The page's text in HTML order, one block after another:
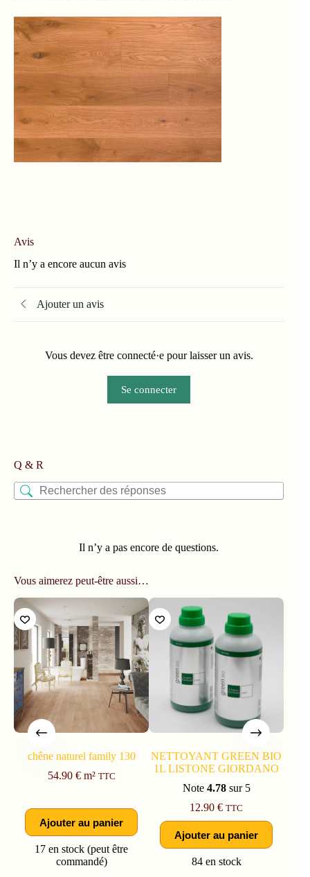
Avis
Il n’y a encore aucun avis
Ajouter un avis
Vous devez être connecté·e pour laisser un avis.
Se connecter
Q & R
Il n’y a pas encore de questions.
Vous aimerez peut-être aussi…
chêne naturel family 130
54.90 €m² TTC
Ajouter au panier
17 en stock (peut être
commandé)
NETTOYANT GREEN BIO
1L LISTONE GIORDANO
Note 4.78sur 5
12.90€ TTC
Ajouter au panier
84 en stock